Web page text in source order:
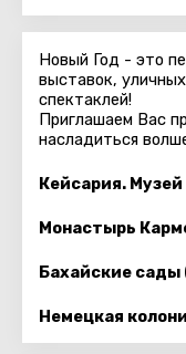
Новый Год - это
выставок,
спектаклей!
Приглашаем Вас
насладиться
Кейсария.
Монастырь
Бахайские сады
Немецкая